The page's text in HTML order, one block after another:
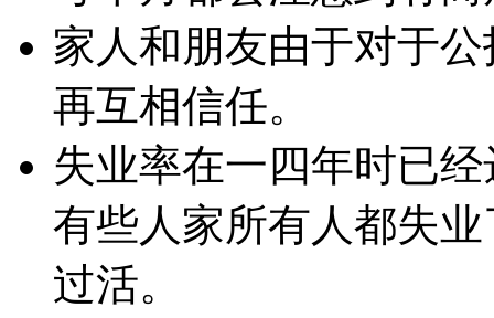
家人和朋友由于对于
再互相信任。
失业率在一四年时已
有些人家所有人都失
过活。